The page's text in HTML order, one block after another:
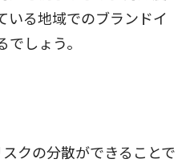
いる地域でのブランドイ
しょう。
クの分散ができることで